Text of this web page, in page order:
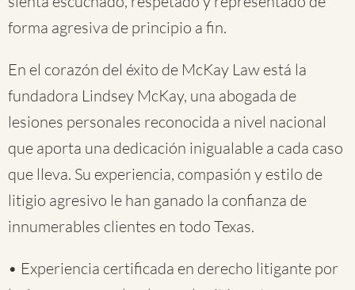
forma agresiva de principio a fin.
En el corazón del éxito de McKay Law está la
fundadora Lindsey McKay, una abogada de
lesiones personales reconocida a nivel nacional
que aporta una dedicación inigualable a cada caso
que lleva. Su experiencia, compasión y estilo de
litigio agresivo le han ganado la confianza de
innumerables clientes en todo Texas.
• Experiencia certificada en derecho litigante por